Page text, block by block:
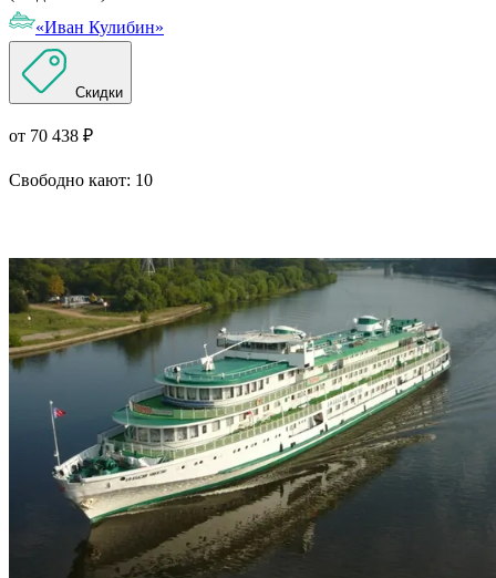
«Иван Кулибин»
Скидки
от 70 438 ₽
Свободно кают: 10